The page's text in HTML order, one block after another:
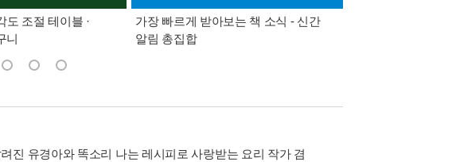
도 조절 테이블 ·
니
가장 빠르게 받아보는 책 소식 - 신간
알림 총집합
진 유경아와 똑소리 나는 레시피로 사랑받는 요리 작가 겸